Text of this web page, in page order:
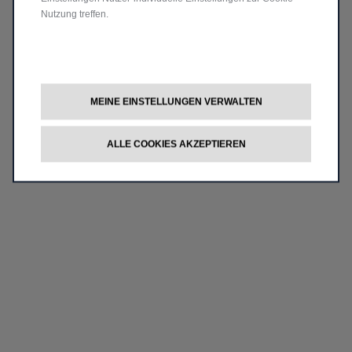
Nutzung treffen.
MEINE EINSTELLUNGEN VERWALTEN
ALLE COOKIES AKZEPTIEREN